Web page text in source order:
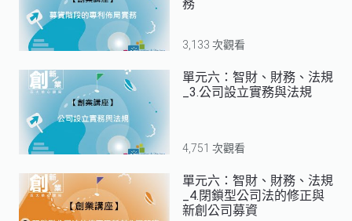
務
3,133 次觀看
單元六：智財、財務、法規
_3.公司設立實務與法規
4,751 次觀看
單元六：智財、財務、法規
_4.閉鎖型公司法的修正與
新創公司募資